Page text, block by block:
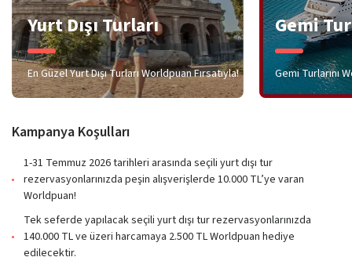
Yurt Dışı Turları
En Güzel Yurt Dışı Turları Worldpuan Fırsatıyla!
Gemi
Gemi Turlarını
Kampanya Koşulları
1-31 Temmuz 2026 tarihleri arasında seçili yurt dışı tur
rezervasyonlarınızda peşin alışverişlerde 10.000 TL’ye varan
Worldpuan!
Tek seferde yapılacak seçili yurt dışı tur rezervasyonlarınızda
140.000 TL ve üzeri harcamaya 2.500 TL Worldpuan hediye
edilecektir.